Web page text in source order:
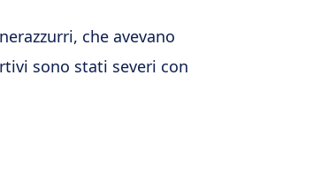
che avevano
sono stati severi con